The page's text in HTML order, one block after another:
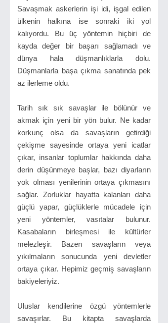
Savaşmak askerlerin işi idi, işgal edilen
ülkenin halkına ise sonraki iki yol
kalıyordu. Bu üç yöntemin hiçbiri de
kayda değer bir başarı sağlamadı ve
dünya hala düşmanlıklarla dolu.
Düşmanlarla başa çıkma sanatında pek
az ilerleme oldu.
Tarih sık sık savaşlar ile bölünür ve
akmak için yeni bir yön bulur. Ne kadar
korkunç olsa da savaşların getirdiği
çekişme sayesinde ortaya yeni icatlar
çıkar, insanlar toplumlar hakkında daha
derin düşünmeye başlar, bazı diyarların
yok olması yenilerinin ortaya çıkmasını
sağlar. Zorluklar hayatta kalanları daha
güçlü yapar, güçlüklerle mücadele için
yeni yöntemler, vasıtalar bulunur.
Kasabaların birleşmesi ile kültürler
melezleşir. Bazen savaşların veya
yıkılmaların sonucunda yeni devletler
ortaya çıkar. Hepimiz geçmiş savaşların
bakiyeleriyiz.
Uluslar kendilerine özgü yöntemlerle
savaşırlar. Bu kitapta savaşlarda